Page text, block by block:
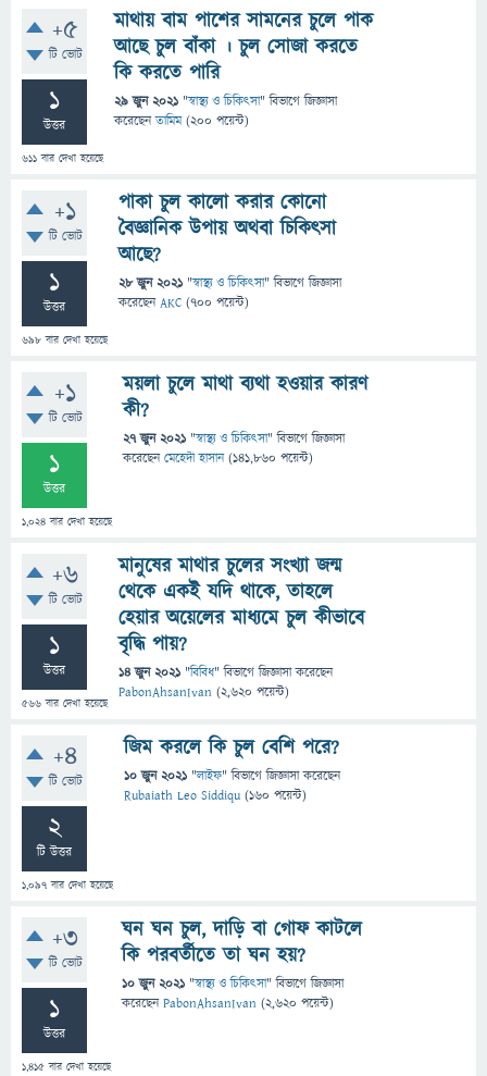
+5
টি ভোট
1
উত্তর
611 বার দেখা হয়েছে
মাথায় বাম পাশের সামনের চুলে পাক
আছে চুল বাঁকা । চুল সোজা করতে
কি করতে পারি
29 জুন 2021 "স্বাস্থ্য ও চিকিৎসা" বিভাগে জিজ্ঞাসা
করেছেনতামিম (200 পয়েন্ট)
+1
টি ভোট
1
উত্তর
698 বার দেখা হয়েছে
পাকা চুল কালো করার কোনো
বৈজ্ঞানিক উপায় অথবা চিকিৎসা
আছে?
28 জুন 2021 "স্বাস্থ্য ও চিকিৎসা" বিভাগে জিজ্ঞাসা
করেছেনAKC (700 পয়েন্ট)
+1
টি ভোট
1
উত্তর
1,024 বার দেখা হয়েছে
ময়লা চুলে মাথা ব্যথা হওয়ার কারণ
কী?
27 জুন 2021 "স্বাস্থ্য ও চিকিৎসা" বিভাগে জিজ্ঞাসা
করেছেনমেহেদী হাসান (141,860 পয়েন্ট)
+6
টি ভোট
1
উত্তর
566 বার দেখা হয়েছে
মানুষের মাথার চুলের সংখ্যা জন্ম
থেকে একই যদি থাকে, তাহলে
হেয়ার অয়েলের মাধ্যমে চুল কীভাবে
বৃদ্ধি পায়?
14 জুন 2021 "বিবিধ" বিভাগে জিজ্ঞাসাকরেছেন
PabonAhsanIvan (2,620 পয়েন্ট)
+4
টি ভোট
2
টি উত্তর
1,097 বার দেখা হয়েছে
জিম করলে কি চুল বেশি পরে?
10 জুন 2021 "লাইফ" বিভাগে জিজ্ঞাসাকরেছেন
Rubaiath Leo Siddiqu (160 পয়েন্ট)
+3
টি ভোট
1
উত্তর
1,415 বার দেখা হয়েছে
ঘন ঘন চুল, দাড়ি বা গোফ কাটলে
কি পরবর্তীতে তা ঘন হয়?
10 জুন 2021 "স্বাস্থ্য ও চিকিৎসা" বিভাগে জিজ্ঞাসা
করেছেনPabonAhsanIvan (2,620 পয়েন্ট)